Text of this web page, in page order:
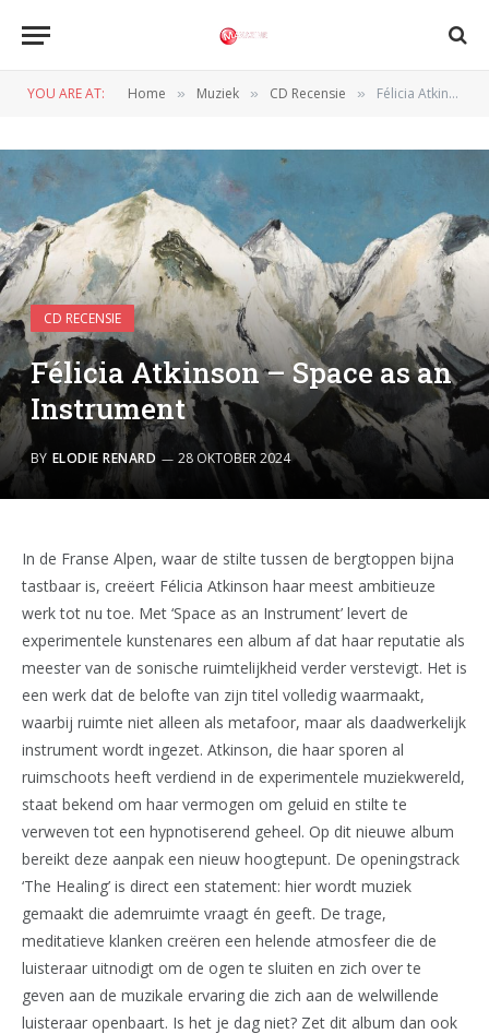
YOU ARE AT: Home » Muziek » CD Recensie » Félicia Atkinson – Space as an Instrument
CD RECENSIE
Félicia Atkinson – Space as an
Instrument
BY ELODIE RENARD 28 OKTOBER 2024
In de Franse Alpen, waar de stilte tussen de bergtoppen bijna
tastbaar is, creëert Félicia Atkinson haar meest ambitieuze
werk tot nu toe. Met ‘Space as an Instrument’ levert de
experimentele kunstenares een album af dat haar reputatie als
meester van de sonische ruimtelijkheid verder verstevigt. Het is
een werk dat de belofte van zijn titel volledig waarmaakt,
waarbij ruimte niet alleen als metafoor, maar als daadwerkelijk
instrument wordt ingezet. Atkinson, die haar sporen al
ruimschoots heeft verdiend in de experimentele muziekwereld,
staat bekend om haar vermogen om geluid en stilte te
verweven tot een hypnotiserend geheel. Op dit nieuwe album
bereikt deze aanpak een nieuw hoogtepunt. De openingstrack
‘The Healing’ is direct een statement: hier wordt muziek
gemaakt die ademruimte vraagt én geeft. De trage,
meditatieve klanken creëren een helende atmosfeer die de
luisteraar uitnodigt om de ogen te sluiten en zich over te
geven aan de muzikale ervaring die zich aan de welwillende
luisteraar openbaart. Is het je dag niet? Zet dit album dan ook